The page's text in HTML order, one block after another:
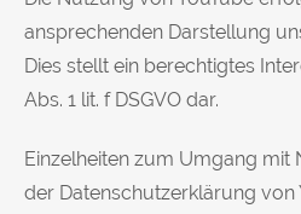
ansprechenden Darstellung
Dies stellt ein berechtigtes
Abs. 1 lit. f DSGVO dar.
Einzelheiten zum Umgang mit
der Datenschutzerklärung von